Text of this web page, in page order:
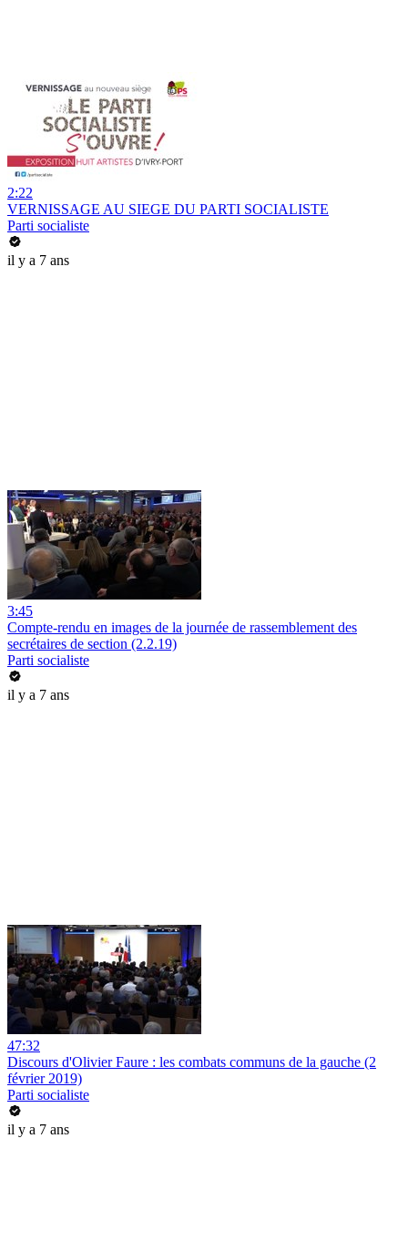
2:22
VERNISSAGE AU SIEGE DU PARTI SOCIALISTE
Parti socialiste
il y a 7 ans
3:45
Compte-rendu en images de la journée de rassemblement des
secrétaires de section (2.2.19)
Parti socialiste
il y a 7 ans
47:32
Discours d'Olivier Faure : les combats communs de la gauche (2
février 2019)
Parti socialiste
il y a 7 ans